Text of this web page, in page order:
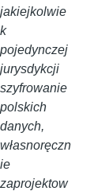
jakiejkolwie
k
pojedynczej
jurysdykcji
szyfrowanie
polskich
danych,
własnoręczn
ie
zaprojektow